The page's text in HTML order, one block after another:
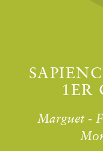
1ER
Marguet -